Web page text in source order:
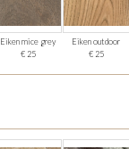
Eiken mice grey
€ 25
Eiken outdoor
€ 25